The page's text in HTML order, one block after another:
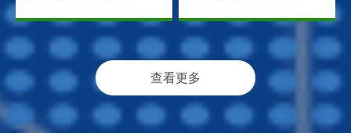
查看更多